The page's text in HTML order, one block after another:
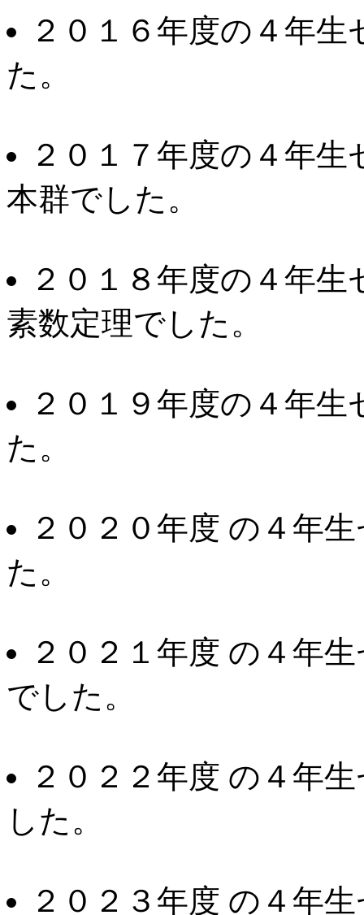
２０１６年度の４年
た。
２０１７年度の４年
本群でした。
２０１８年度の４年
素数定理でした。
２０１９年度の４年
た。
２０２０年度 の４年
た。
２０２１年度 の４年
でした。
２０２２年度 の４年
した。
２０２３年度 の４年